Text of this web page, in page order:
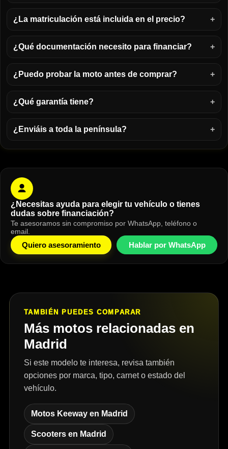
¿La matriculación está incluida en el precio?
¿Qué documentación necesito para financiar?
¿Puedo probar la moto antes de comprar?
¿Qué garantía tiene?
¿Enviáis a toda la península?
¿Necesitas ayuda para elegir tu vehículo o tienes
dudas sobre financiación?
Te asesoramos sin compromiso por WhatsApp, teléfono o
email.
Quiero asesoramiento Hablar por WhatsApp
TAMBIÉN PUEDES COMPARAR
Más motos relacionadas en
Madrid
Si este modelo te interesa, revisa también
opciones por marca, tipo, carnet o estado del
vehículo.
Motos Keeway en Madrid
Scooters en Madrid